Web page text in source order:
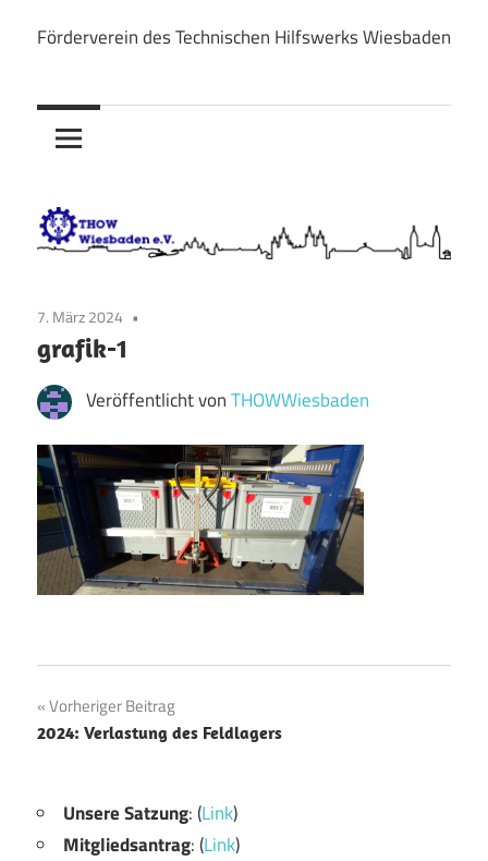
Inhalt
THOW
Wiesbaden
Förderverein des Technischen Hilfswerks Wiesbaden
7. März 2024
grafik-1
Veröffentlicht vonTHOWWiesbaden
Beitragsnavigation
Vorheriger Beitrag
2024: Verlastung des Feldlagers
Unsere Satzung: (Link)
Mitgliedsantrag: (Link)